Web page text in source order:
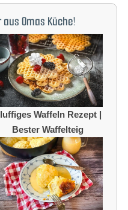
Omas Küche!
Waffeln Rezept |
Bester Waffelteig